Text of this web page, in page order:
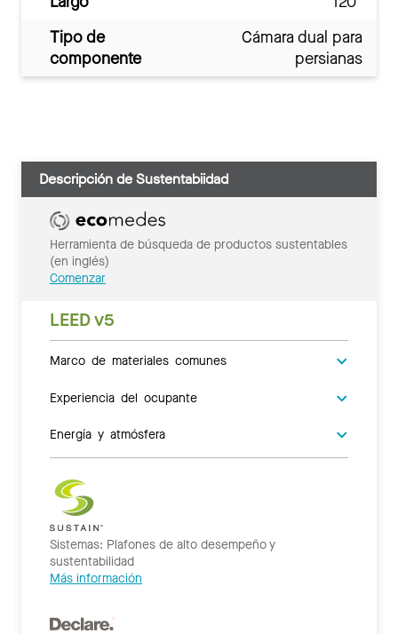
Tipo de
componente
Cámara dual para
persianas
Descripción de Sustentabiidad
Herramienta de búsqueda de productos sustentables
(en inglés)
Comenzar
LEED v5
Marco de materiales comunes
Experiencia del ocupante
Energía y atmósfera
Sistemas: Plafones de alto desempeño y
sustentabilidad
Más información